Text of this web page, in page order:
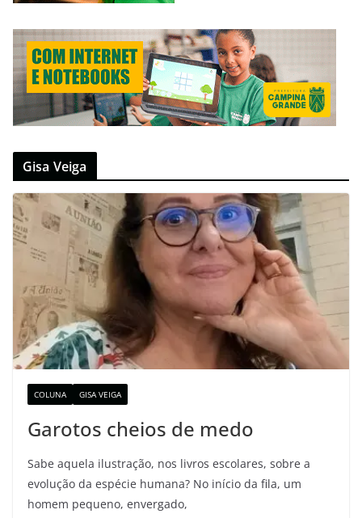
Gisa Veiga
COLUNA GISA VEIGA
Garotos cheios de medo
Sabe aquela ilustração, nos livros escolares, sobre a
evolução da espécie humana? No início da fila, um
homem pequeno, envergado,